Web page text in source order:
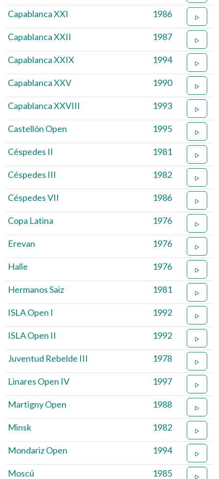
Capablanca XXI 1986
Capablanca XXII 1987
Capablanca XXIX 1994
Capablanca XXV 1990
Capablanca XXVIII 1993
Castellón Open 1995
Céspedes II 1981
Céspedes III 1982
Céspedes VII 1986
Copa Latina 1976
Erevan 1976
Halle 1976
Hermanos Saiz 1981
ISLA Open I 1992
ISLA Open II 1992
Juventud Rebelde III 1978
Linares Open IV 1997
Martigny Open 1988
Minsk 1982
Mondariz Open 1994
Moscú 1985